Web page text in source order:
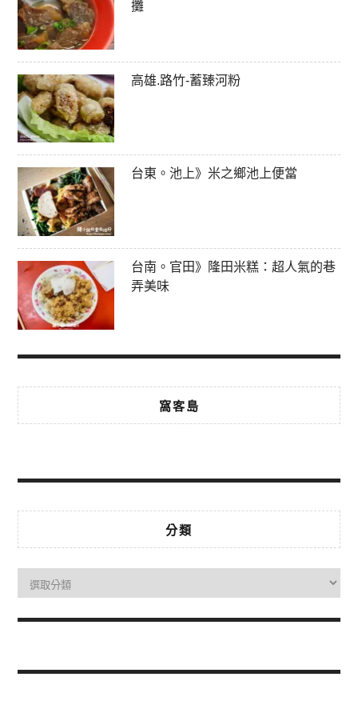
攤
高雄.路竹-蓄臻河粉
台東。池上》米之鄉池上便當
台南。官田》隆田米糕：超人氣的巷
弄美味
窩客島
分類